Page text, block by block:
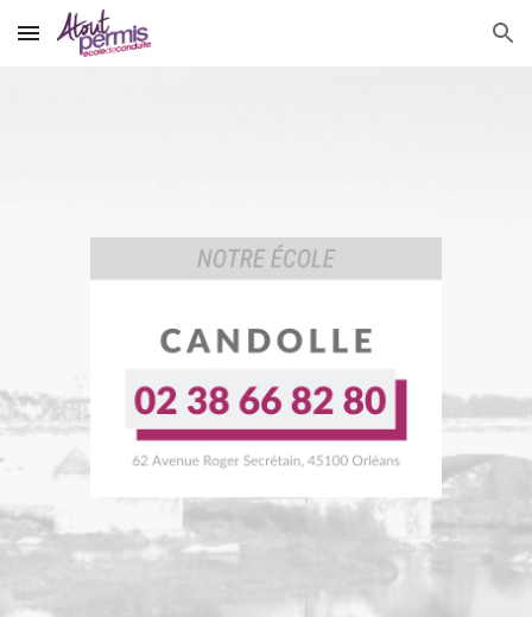
Skip to main content Skip to navigation